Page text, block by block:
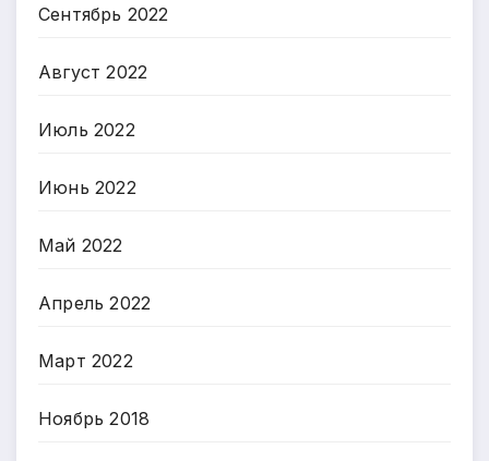
Сентябрь 2022
Август 2022
Июль 2022
Июнь 2022
Май 2022
Апрель 2022
Март 2022
Ноябрь 2018